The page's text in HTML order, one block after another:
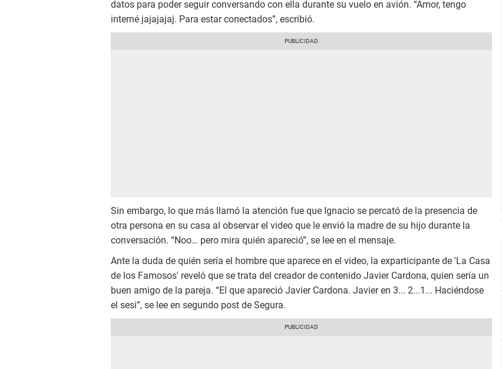
datos para poder seguir conversando con ella durante su vuelo en avión. “Amor, tengo
interné jajajajaj. Para estar conectados”, escribió.
Sin embargo, lo que más llamó la atención fue que Ignacio se percató de la presencia de
otra persona en su casa al observar el video que le envió la madre de su hijo durante la
conversación. “Noo… pero mira quién apareció”, se lee en el mensaje.
Ante la duda de quién sería el hombre que aparece en el video, la exparticipante de 'La Casa
de los Famosos' reveló que se trata del creador de contenido Javier Cardona, quien sería un
buen amigo de la pareja. “El que apareció Javier Cardona. Javier en 3... 2...1... Haciéndose
el sesi”, se lee en segundo post de Segura.